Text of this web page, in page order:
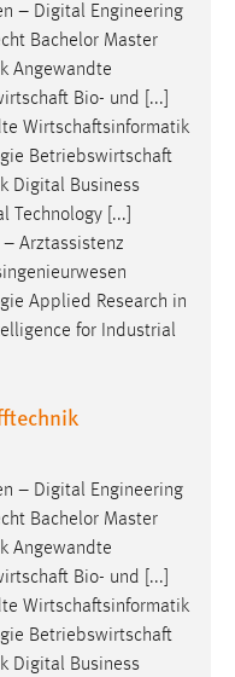
– Digital Engineering
Bachelor Master
Angewandte
Bio- und [...]
Wirtschaftsinformatik
Betriebswirtschaft
Digital Business
Technology [...]
Arztassistenz
Applied Research in
for Industrial
– Digital Engineering
Bachelor Master
Angewandte
Bio- und [...]
Wirtschaftsinformatik
Betriebswirtschaft
Digital Business